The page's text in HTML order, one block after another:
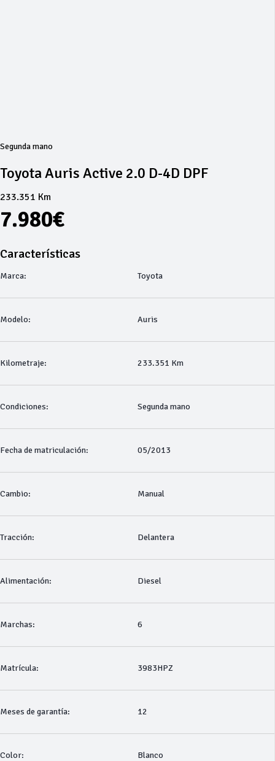
Segunda mano
Toyota Auris Active 2.0 D-4D DPF
233.351 Km
7.980€
Características
Marca: Toyota
Modelo: Auris
Kilometraje: 233.351 Km
Condiciones: Segunda mano
Fecha de matriculación: 05/2013
Cambio: Manual
Tracción: Delantera
Alimentación: Diesel
Marchas: 6
Matrícula: 3983HPZ
Meses de garantía: 12
Color: Blanco